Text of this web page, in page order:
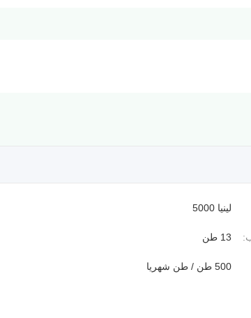
لينيا 5000
13 طن
500 طن / طن شهريا